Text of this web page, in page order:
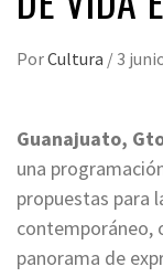
PorCultura / 3
Guanajuato,
una
propuestas para
contemporáneo,
panorama de